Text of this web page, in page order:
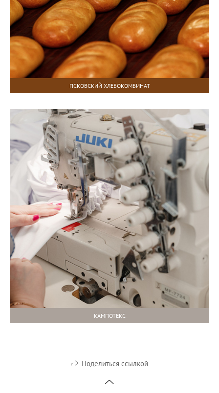
ПСКОВСКИЙ ХЛЕБОКОМБИНАТ
КАМПОТЕКС
Поделиться ссылкой